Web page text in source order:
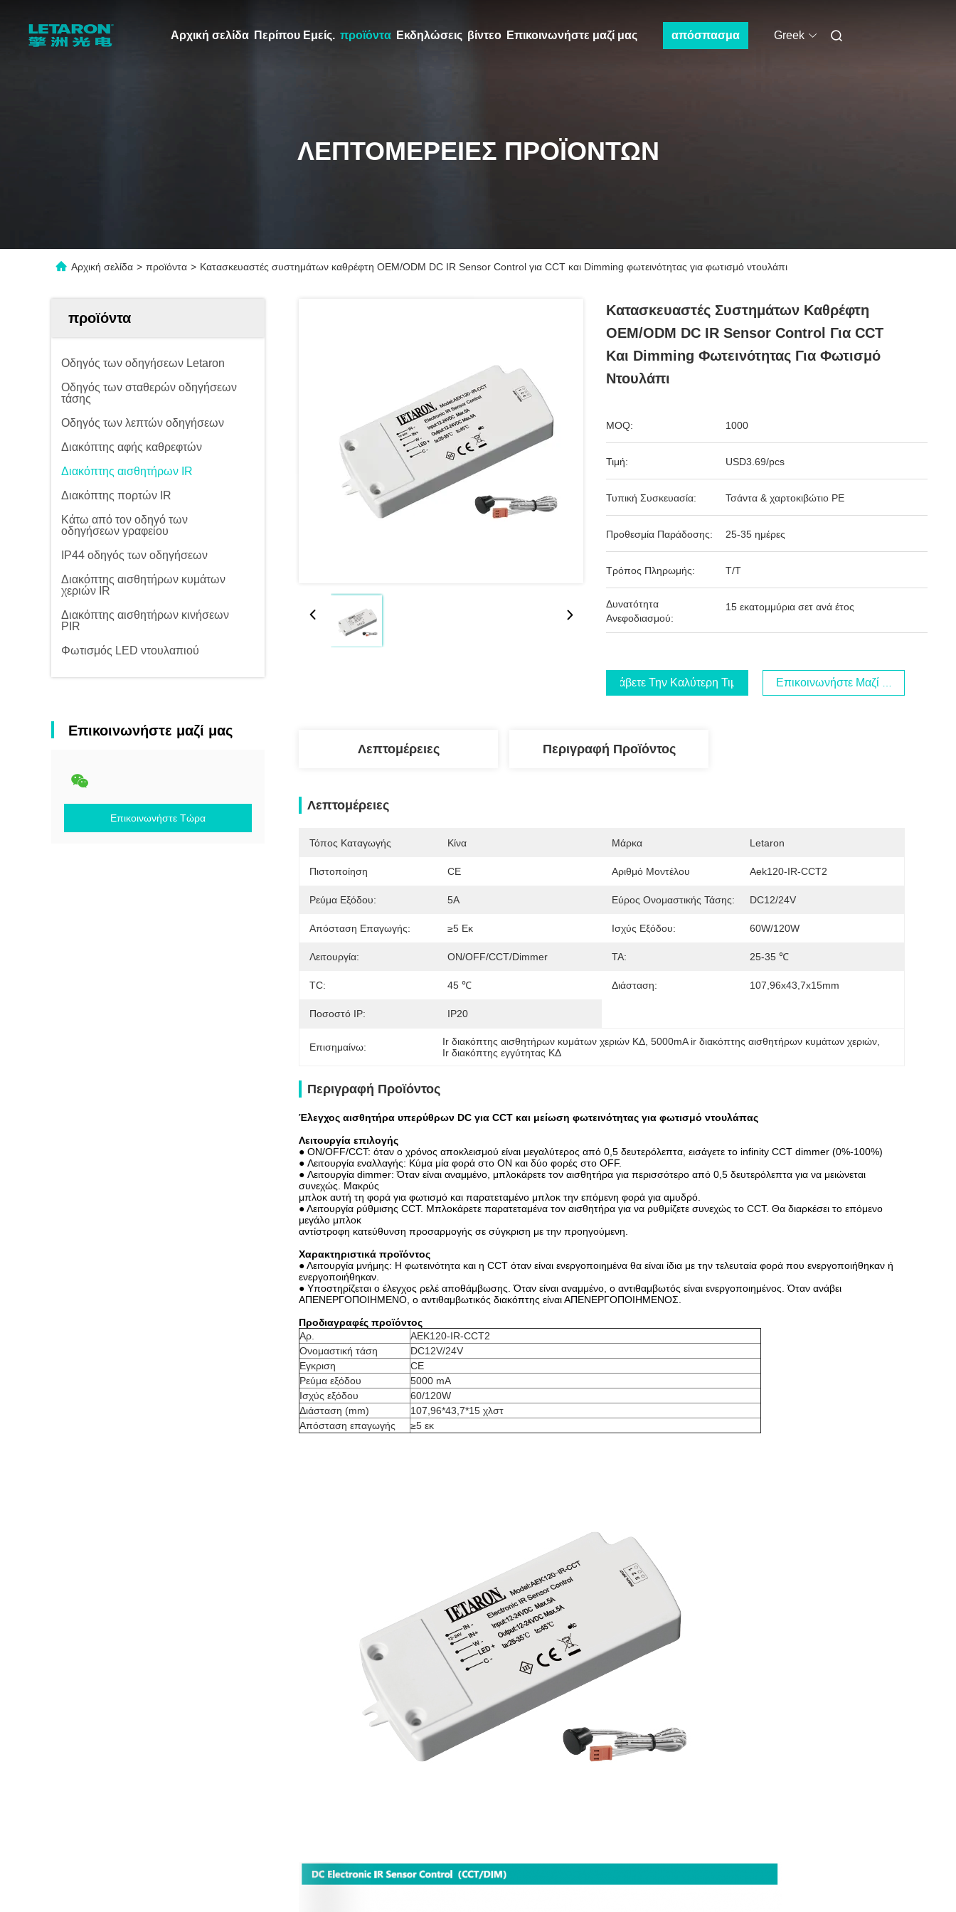
Αρχική σελίδα Περίπου Εμείς. προϊόντα Εκδηλώσεις βίντεο Επικοινωνήστε μαζί μας απόσπασμα Greek
ΛΕΠΤΟΜΈΡΕΙΕΣ ΠΡΟΪΌΝΤΩΝ
Αρχική σελίδα > προϊόντα > Κατασκευαστές συστημάτων καθρέφτη OEM/ODM DC IR Sensor Control για CCT και Dimming φωτεινότητας για φωτισμό ντουλάπι
προϊόντα
Οδηγός των οδηγήσεων Letaron
Οδηγός των σταθερών οδηγήσεων
τάσης
Οδηγός των λεπτών οδηγήσεων
Διακόπτης αφής καθρεφτών
Διακόπτης αισθητήρων IR
Διακόπτης πορτών IR
Κάτω από τον οδηγό των
οδηγήσεων γραφείου
IP44 οδηγός των οδηγήσεων
Διακόπτης αισθητήρων κυμάτων
χεριών IR
Διακόπτης αισθητήρων κινήσεων
PIR
Φωτισμός LED ντουλαπιού
Επικοινωνήστε μαζί μας
Επικοινωνήστε Τώρα
Κατασκευαστές Συστημάτων Καθρέφτη
OEM/ODM DC IR Sensor Control Για CCT
Και Dimming Φωτεινότητας Για Φωτισμό
Ντουλάπι
MOQ: 1000
Τιμή: USD3.69/pcs
Τυπική Συσκευασία: Τσάντα & χαρτοκιβώτιο PE
Προθεσμία Παράδοσης: 25-35 ημέρες
Τρόπος Πληρωμής: T/T
Δυνατότητα
Ανεφοδιασμού:
15 εκατομμύρια σετ ανά έτος
Λάβετε Την Καλύτερη Τιμή Επικοινωνήστε Μαζί Μας
Λεπτομέρειες Περιγραφή Προϊόντος
Λεπτομέρειες
Τόπος Καταγωγής Κίνα Μάρκα Letaron
Πιστοποίηση CE Αριθμό Μοντέλου Aek120-IR-CCT2
Ρεύμα Εξόδου: 5Α Εύρος Ονομαστικής Τάσης: DC12/24V
Απόσταση Επαγωγής: ≥5 Εκ Ισχύς Εξόδου: 60W/120W
Λειτουργία: ON/OFF/CCT/Dimmer ΤΑ: 25-35 ℃
TC: 45 ℃ Διάσταση: 107,96x43,7x15mm
Ποσοστό IP: IP20
Επισημαίνω: Ir διακόπτης αισθητήρων κυμάτων χεριών ΚΔ , 5000mA ir διακόπτης αισθητήρων κυμάτων χεριών
Ir διακόπτης εγγύτητας ΚΔ
Περιγραφή Προϊόντος
Έλεγχος αισθητήρα υπερύθρων DC για CCT και μείωση φωτεινότητας για φωτισμό ντουλάπας
Λειτουργία επιλογής
● ON/OFF/CCT: όταν ο χρόνος αποκλεισμού είναι μεγαλύτερος από 0,5 δευτερόλεπτα, εισάγετε το infinity CCT dimmer (0%-100%)
● Λειτουργία εναλλαγής: Κύμα μία φορά στο ON και δύο φορές στο OFF.
● Λειτουργία dimmer: Όταν είναι αναμμένο, μπλοκάρετε τον αισθητήρα για περισσότερο από 0,5 δευτερόλεπτα για να μειώνεται
συνεχώς. Μακρύς
μπλοκ αυτή τη φορά για φωτισμό και παρατεταμένο μπλοκ την επόμενη φορά για αμυδρό.
● Λειτουργία ρύθμισης CCT. Μπλοκάρετε παρατεταμένα τον αισθητήρα για να ρυθμίζετε συνεχώς το CCT. Θα διαρκέσει το επόμενο
μεγάλο μπλοκ
αντίστροφη κατεύθυνση προσαρμογής σε σύγκριση με την προηγούμενη.
Χαρακτηριστικά προϊόντος
● Λειτουργία μνήμης: Η φωτεινότητα και η CCT όταν είναι ενεργοποιημένα θα είναι ίδια με την τελευταία φορά που ενεργοποιήθηκαν ή
ενεργοποιήθηκαν.
● Υποστηρίζεται ο έλεγχος ρελέ αποθάμβωσης. Όταν είναι αναμμένο, ο αντιθαμβωτός είναι ενεργοποιημένος. Όταν ανάβει
ΑΠΕΝΕΡΓΟΠΟΙΗΜΕΝΟ, ο αντιθαμβωτικός διακόπτης είναι ΑΠΕΝΕΡΓΟΠΟΙΗΜΕΝΟΣ.
Προδιαγραφές προϊόντος
Αρ.
AEK120-IR-CCT2
Ονομαστική τάση
DC12V/24V
Εγκριση
CE
Ρεύμα εξόδου
5000 mA
Ισχύς εξόδου
60/120W
Διάσταση (mm)
107,96*43,7*15 χλστ
Απόσταση επαγωγής
≥5 εκ